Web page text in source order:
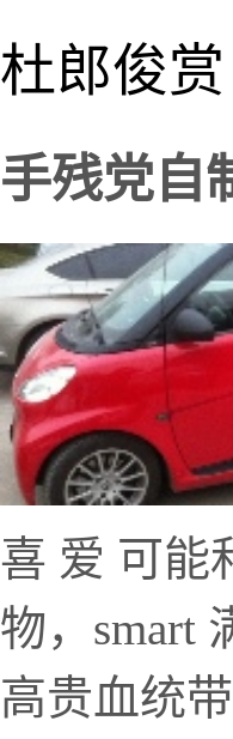
杜郎俊
手残党自
喜 爱 可能
物，smart
高贵血统